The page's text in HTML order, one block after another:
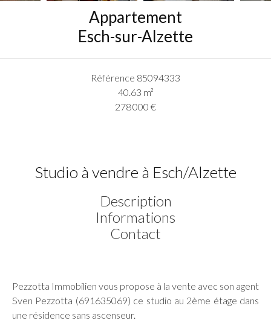
Appartement
Esch-sur-Alzette
Référence 85094333
40.63 m²
278 000 €
Studio à vendre à Esch/Alzette
Description
Informations
Contact
Pezzotta Immobilien vous propose à la vente avec son agent
Sven Pezzotta (691635069) ce studio au 2ème étage dans
une résidence sans ascenseur.